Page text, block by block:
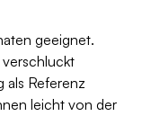
geeignet.
verschluckt
als Referenz
leicht von der